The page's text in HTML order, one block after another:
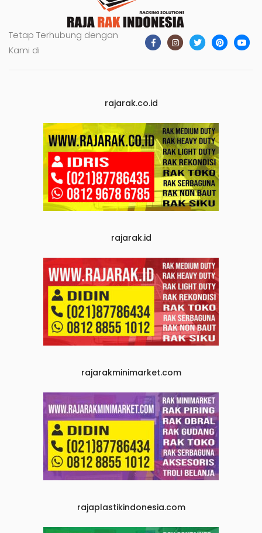
Tetap Terhubung dengan
Kami di
rajarak.co.id
rajarak.id
rajarakminimarket.com
rajaplastikindonesia.com